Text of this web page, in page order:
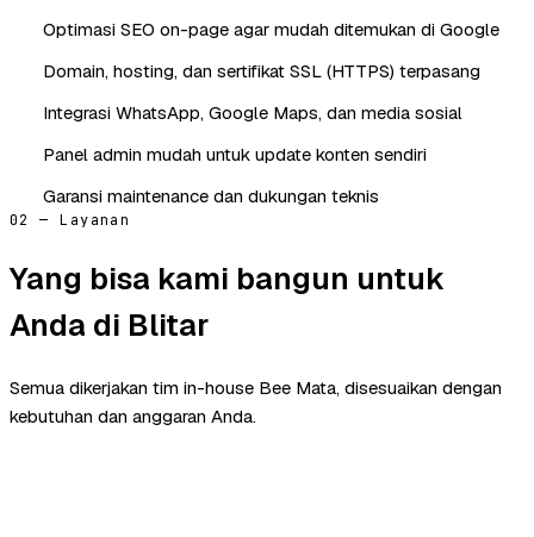
Optimasi SEO on-page agar mudah ditemukan di Google
Domain, hosting, dan sertifikat SSL (HTTPS) terpasang
Integrasi WhatsApp, Google Maps, dan media sosial
Panel admin mudah untuk update konten sendiri
Garansi maintenance dan dukungan teknis
02 — Layanan
Yang bisa kami bangun untuk
Anda di Blitar
Semua dikerjakan tim in-house Bee Mata, disesuaikan dengan
kebutuhan dan anggaran Anda.